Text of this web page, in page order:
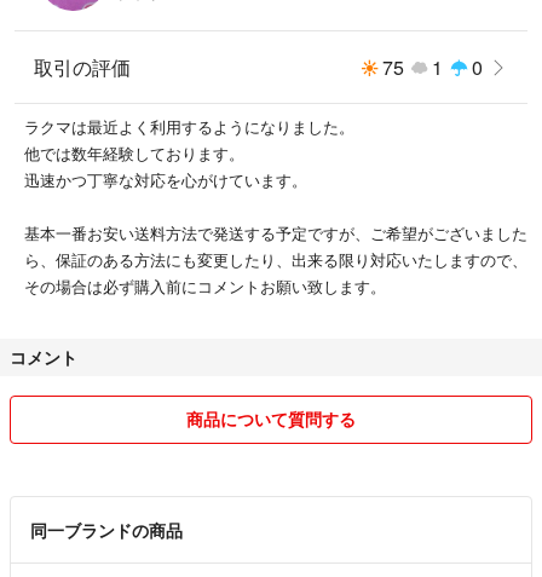
取引の評価 75 1 0
ラクマは最近よく利用するようになりました。
他では数年経験しております。
迅速かつ丁寧な対応を心がけています。
基本一番お安い送料方法で発送する予定ですが、ご希望がございました
ら、保証のある方法にも変更したり、出来る限り対応いたしますので、
その場合は必ず購入前にコメントお願い致します。
コメント
商品について質問する
同一ブランドの商品